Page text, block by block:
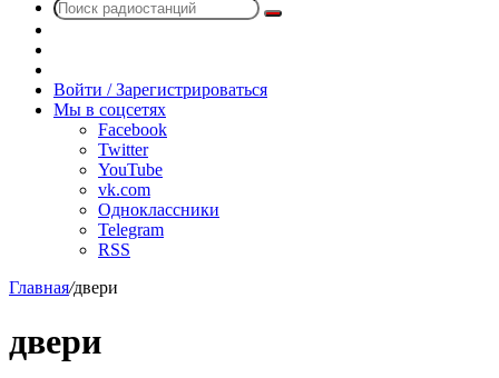
Поиск
радио
Войти / Зарегистрироваться
Мы в соцсетях
Facebook
Twitter
YouTube
vk.com
Одноклассники
Telegram
RSS
Главная/двери
двери